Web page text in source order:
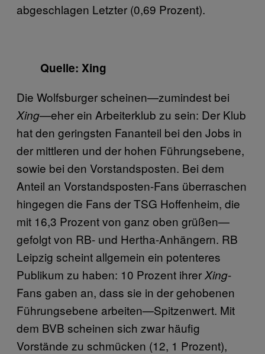
abgeschlagen Letzter (0,69 Prozent).
Quelle: Xing
Die Wolfsburger scheinen—zumindest bei
Xing—eher ein Arbeiterklub zu sein: Der Klub
hat den geringsten Fananteil bei den Jobs in
der mittleren und der hohen Führungsebene,
sowie bei den Vorstandsposten. Bei dem
Anteil an Vorstandsposten-Fans überraschen
hingegen die Fans der TSG Hoffenheim, die
mit 16,3 Prozent von ganz oben grüßen—
gefolgt von RB- und Hertha-Anhängern. RB
Leipzig scheint allgemein ein potenteres
Publikum zu haben: 10 Prozent ihrerXing-
Fans gaben an, dass sie in der gehobenen
Führungsebene arbeiten—Spitzenwert. Mit
dem BVB scheinen sich zwar häufig
Vorstände zu schmücken (12, 1 Prozent),